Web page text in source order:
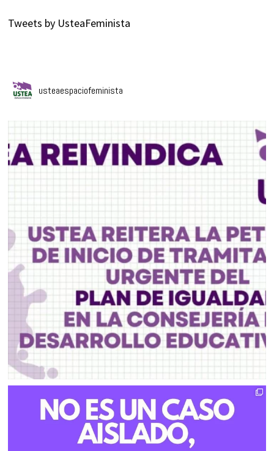
Tweets by UsteaFeminista
usteaespaciofeminista